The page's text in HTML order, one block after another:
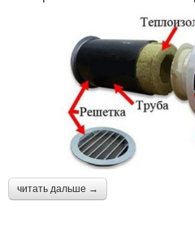
читать дальше →